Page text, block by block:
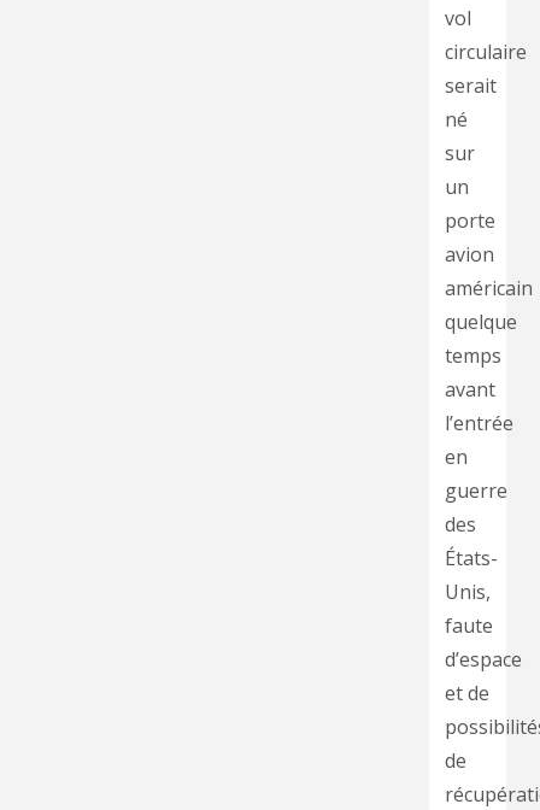
vol
circulaire
serait
né
sur
un
porte
avion
américain
quelque
temps
avant
l’entrée
en
guerre
des
États-
Unis,
faute
d’espace
et de
de